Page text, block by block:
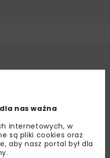
nas ważna
internetowych, w
są pliki cookies oraz
aby nasz portal był dla